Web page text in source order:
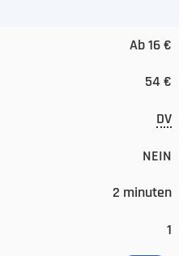
Ab 16 €
54 €
DV
NEIN
2 minuten
1